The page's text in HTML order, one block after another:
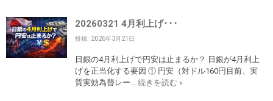
20260321 4月利上げ･･･
投稿: 2026年3月21日
日銀の4月利上げで円安は止まるか？ 日銀が4月利上
げを正当化する要因 ① 円安（対ドル160円目前、実
質実効為替レー… 続きを読む »